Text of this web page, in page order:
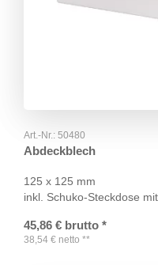
Art.-Nr.: 50480
Abdeckblech
125 x 125 mm
inkl. Schuko-Steckdose
45,86 € brutto *
38,54 € netto **